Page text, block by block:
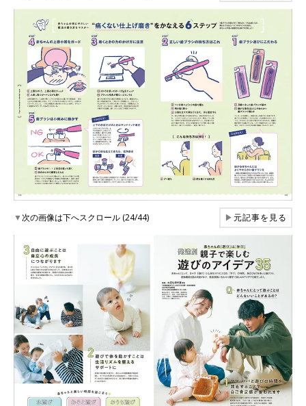
▼次の画像は下へスクロール (24/44) ▶元記事を見る